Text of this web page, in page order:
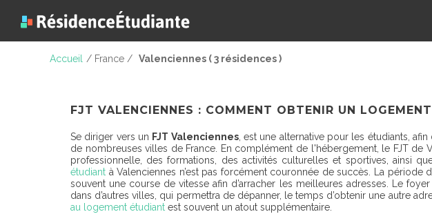
Accueil / France / Valenciennes ( 3 résidences )
FJT VALENCIENNES : COMMENT OBTENIR UN
Se diriger vers un FJT Valenciennes, est une alternative pour les étudiants,
de nombreuses villes de France. En complément de l'hébergement, le FJT
professionnelle, des formations, des activités culturelles et sportives, ainsi
étudiant à Valenciennes n’est pas forcément couronnée de succès. La
souvent une course de vitesse afin d’arracher les meilleures adresses. Le
dans d’autres villes, qui permettra de dépanner, le temps d’obtenir une autre
au logement étudiant est souvent un atout supplémentaire.